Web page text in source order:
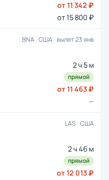
от 11 342 ₽
от 15 800 ₽
BNA · США · вылет 23 янв
2 ч 5 м
прямой
от 11 463 ₽
—
LAS · США
2 ч 46 м
прямой
от 12 013 ₽